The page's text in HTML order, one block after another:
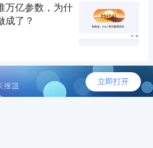
万亿参数，为什
成了？
人人都是产品经理